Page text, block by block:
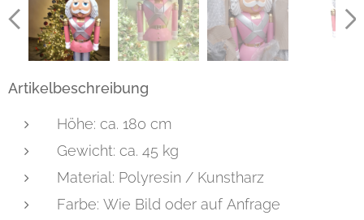
Artikelbeschreibung
Höhe: ca. 180 cm
Gewicht: ca. 45 kg
Material: Polyresin / Kunstharz
Farbe: Wie Bild oder auf Anfrage